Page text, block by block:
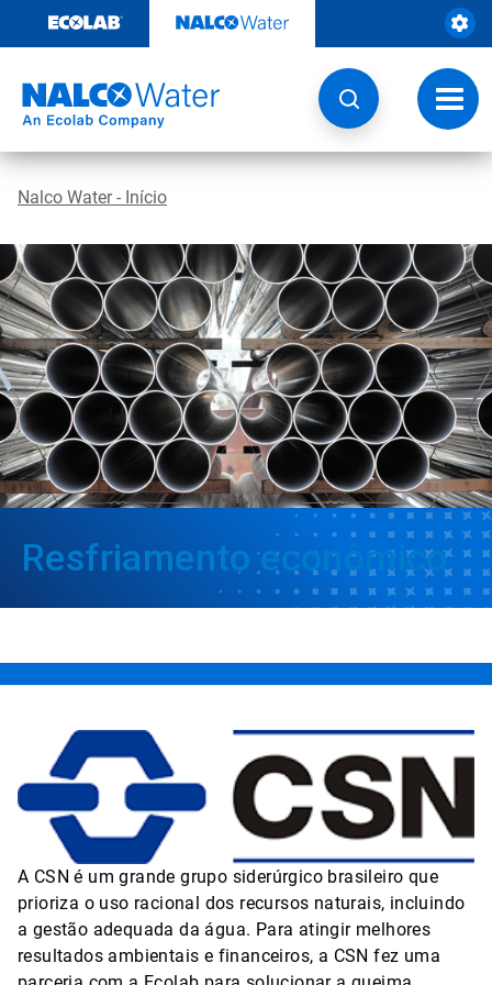
o
Nalco Water - Início
Resfriamento econômico
A CSN é um grande grupo siderúrgico brasileiro que
prioriza o uso racional dos recursos naturais, incluindo
a gestão adequada da água. Para atingir melhores
resultados ambientais e financeiros, a CSN fez uma